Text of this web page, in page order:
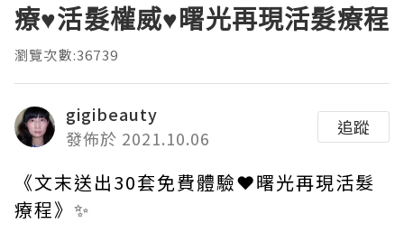
療♥活髮權威♥曙光再現活髮療程
瀏覽次數:36739
gigibeauty
發佈於 2021.10.06
追蹤
《文末送出30套免費體驗❤曙光再現活髮
療程》✨